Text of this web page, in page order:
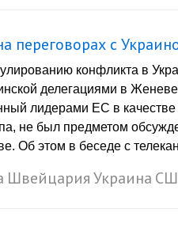
переговорах с
конфликта в
делегациями в
лидерами ЕС в
не был предметом
Об этом в беседе с
ШвейцарияУкраина